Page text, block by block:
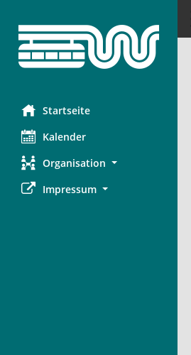
Startseite
Kalender
Organisation
Impressum